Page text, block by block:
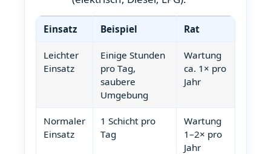
Einsatz Beispiel Rat
Leichter
Einsatz
Einige Stunden
pro Tag,
saubere
Umgebung
Wartung
ca. 1× pro
Jahr
Normaler
Einsatz
1 Schicht pro
Tag
Wartung
1–2× pro
Jahr